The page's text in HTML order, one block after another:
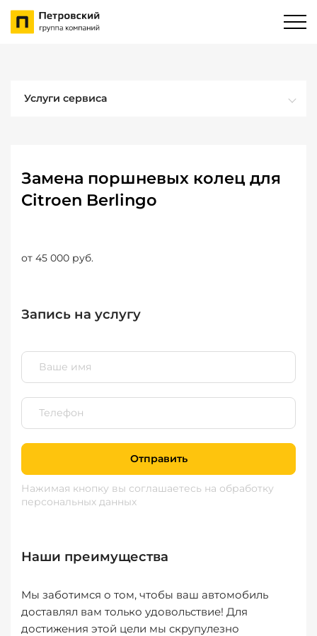
Услуги сервиса
Замена поршневых колец для
Citroen Berlingo
от 45 000 руб.
Запись на услугу
Отправить
Нажимая кнопку вы соглашаетесь на обработку
персональных данных
Наши преимущества
Мы заботимся о том, чтобы ваш автомобиль
доставлял вам только удовольствие! Для
достижения этой цели мы скрупулезно